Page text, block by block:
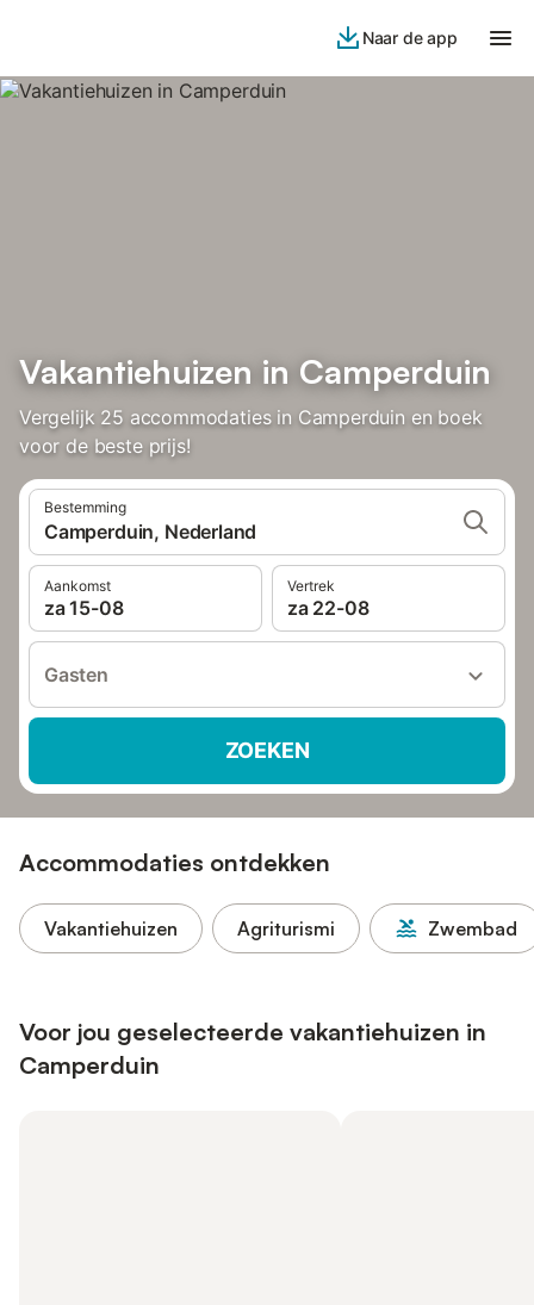
Naar de app
Vakantiehuizen in Camperduin
Vergelijk 25 accommodaties in Camperduin en boek
voor de beste prijs!
Bestemming
Camperduin, Nederland
Aankomst
za 15-08
Vertrek
za 22-08
Gasten
ZOEKEN
Accommodaties ontdekken
Vakantiehuizen Agriturismi Zwembad
Voor jou geselecteerde vakantiehuizen in
Camperduin